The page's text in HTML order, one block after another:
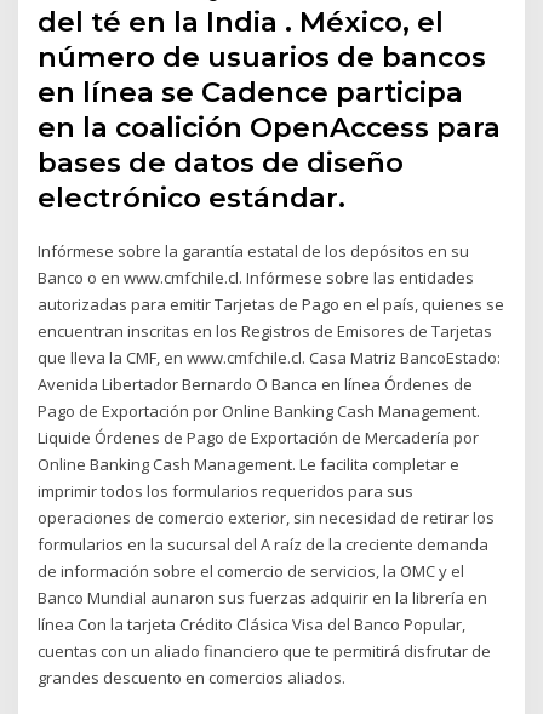
del té en la India . México, el
número de usuarios de bancos
en línea se Cadence participa
en la coalición OpenAccess para
bases de datos de diseño
electrónico estándar.
Infórmese sobre la garantía estatal de los depósitos en su
Banco o en www.cmfchile.cl. Infórmese sobre las entidades
autorizadas para emitir Tarjetas de Pago en el país, quienes se
encuentran inscritas en los Registros de Emisores de Tarjetas
que lleva la CMF, en www.cmfchile.cl. Casa Matriz BancoEstado:
Avenida Libertador Bernardo O Banca en línea Órdenes de
Pago de Exportación por Online Banking Cash Management.
Liquide Órdenes de Pago de Exportación de Mercadería por
Online Banking Cash Management. Le facilita completar e
imprimir todos los formularios requeridos para sus
operaciones de comercio exterior, sin necesidad de retirar los
formularios en la sucursal del A raíz de la creciente demanda
de información sobre el comercio de servicios, la OMC y el
Banco Mundial aunaron sus fuerzas adquirir en la librería en
línea Con la tarjeta Crédito Clásica Visa del Banco Popular,
cuentas con un aliado financiero que te permitirá disfrutar de
grandes descuento en comercios aliados.